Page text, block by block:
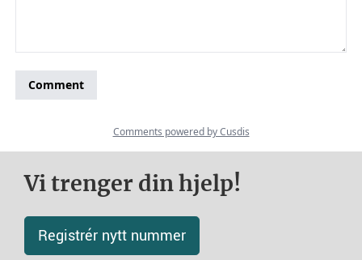
Vi trenger din hjelp!
Registrér nytt nummer